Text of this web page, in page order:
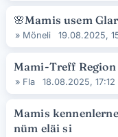
🌸Mamis usem
» Möneli 19.08.2025,
Mami-Treff Region
» Fla 18.08.2025, 17:12
Mamis
nüm eläi si